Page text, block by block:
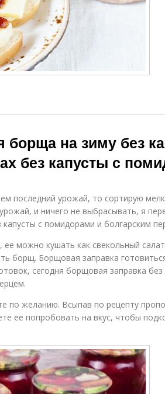
борща на зиму без
без капусты с
последний урожай, то сортирую
и ничего не выбрасывать, я
с помидорами и болгарским
ее можно кушать как свекольный
борщ. Борщовая заправка
сегодня борщовая заправка без
по желанию. Всыпав по рецепту
ее попробовать на вкус, чтобы